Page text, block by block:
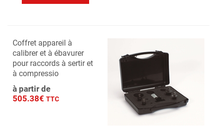
Coffret appareil à
calibrer et à ébavurer
pour raccords à sertir et
à compressio
à partir de
505.38€ TTC